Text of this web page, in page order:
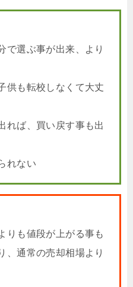
で選ぶ事が出来、より
供も転校しなくて大丈
れば、買い戻す事も出
れない
りも値段が上がる事も
、通常の売却相場より